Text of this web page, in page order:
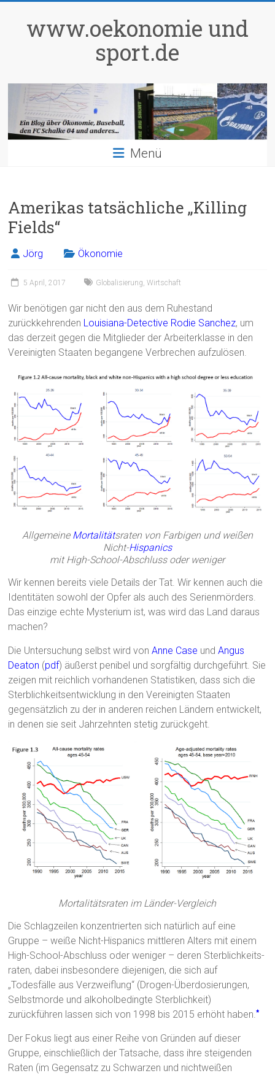
springenwww.oekonomie und
sport.de
Menü
Amerikas tatsächliche „Killing
Fields“
Jörg Ökonomie
5 April, 2017 Globalisierung,Wirtschaft
Wir benötigen gar nicht den aus dem Ruhestand
zurückkehrenden Louisiana-Detective Rodie Sanchez, um
das derzeit gegen die Mitglieder der Arbeiterklasse in den
Vereinigten Staaten begangene Verbrechen aufzulösen.
Allgemeine Mortalitätsraten von Farbigen und weißen
Nicht-Hispanics
mit High-School-Abschluss oder weniger
Wir kennen bereits viele Details der Tat. Wir kennen auch die
Identitäten sowohl der Opfer als auch des Serienmörders.
Das einzige echte Mysterium ist, was wird das Land daraus
machen?
Die Untersuchung selbst wird vonAnne Case undAngus
Deaton (pdf) äußerst penibel und sorgfältig durchgeführt. Sie
zeigen mit reichlich vorhandenen Statistiken, dass sich die
Sterblichkeitsentwicklung in den Vereinigten Staaten
gegensätzlich zu der in anderen reichen Ländern entwickelt,
in denen sie seit Jahrzehnten stetig zurückgeht.
Mortalitätsraten im Länder-Vergleich
Die Schlagzeilen konzentrierten sich natürlich auf eine
Gruppe – weiße Nicht-Hispanics mittleren Alters mit einem
High-School-Abschluss oder weniger – deren Sterblichkeits-
raten, dabei insbesondere diejenigen, die sich auf
„Todesfälle aus Verzweiflung“ (Drogen-Überdosierungen,
Selbstmorde und alkoholbedingte Sterblichkeit)
zurückführen lassen sich von 1998 bis 2015 erhöht haben.*
Der Fokus liegt aus einer Reihe von Gründen auf dieser
Gruppe, einschließlich der Tatsache, dass ihre steigenden
Raten (im Gegensatz zu Schwarzen und nichtweißen